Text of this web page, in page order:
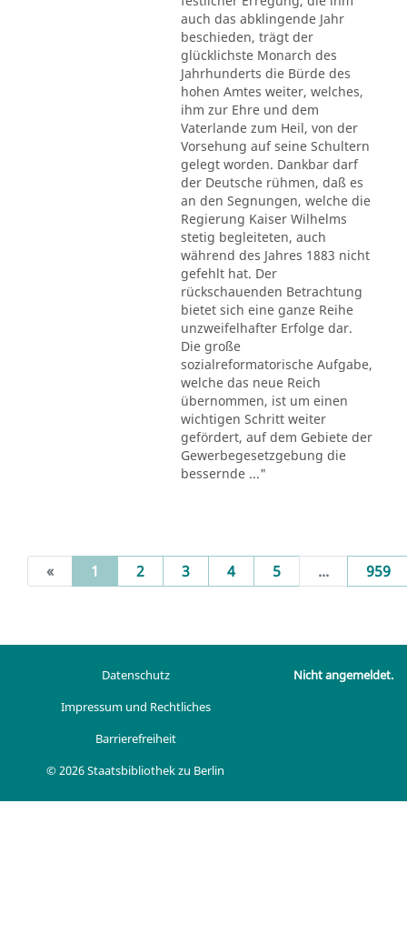
auch das abklingende Jahr
beschieden, trägt der
glücklichste Monarch des
Jahrhunderts die Bürde des
hohen Amtes weiter, welches,
ihm zur Ehre und dem
Vaterlande zum Heil, von der
Vorsehung auf seine Schultern
gelegt worden. Dankbar darf
der Deutsche rühmen, daß es
an den Segnungen, welche die
Regierung Kaiser Wilhelms
stetig begleiteten, auch
während des Jahres 1883 nicht
gefehlt hat. Der
rückschauenden Betrachtung
bietet sich eine ganze Reihe
unzweifelhafter Erfolge dar.
Die große
sozialreformatorische Aufgabe,
welche das neue Reich
übernommen, ist um einen
wichtigen Schritt weiter
gefördert, auf dem Gebiete der
Gewerbegesetzgebung die
bessernde ..."
« 1 (current)
2 3 4 5 ... 959
Datenschutz
Impressum und Rechtliches
Barrierefreiheit
© 2026 Staatsbibliothek zu Berlin
Nicht angemeldet.